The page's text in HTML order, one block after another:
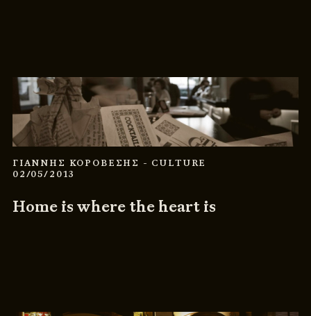
ΓΙΑΝΝΗΣ ΚΟΡΟΒΕΣΗΣ - CULTURE
02/05/2013
Home is where the heart is